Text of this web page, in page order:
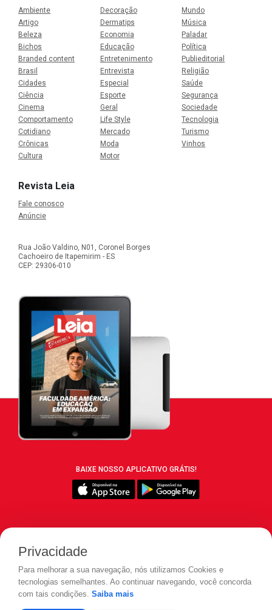
Ambiente
Artigo
Beleza
Bichos
Branded content
Brasil
Cidades
Ciência
Cinema
Comportamento
Cotidiano
Crônicas
Cultura
Decoração
Dermatips
Economia
Educação
Entretenimento
Entrevista
Especial
Esporte
Geral
Life Style
Mercado
Moda
Motor
Mundo
Música
Paladar
Política
Publieditorial
Religião
Saúde
Segurança
Sociedade
Tecnologia
Turismo
Vinhos
Revista Leia
Fale conosco
Anúncie
Rua João Valdino, N01, Coronel Borges
Cachoeiro de Itapemirim - ES
CEP: 29306-010
BAIXE NOSSO APLICATIVO GRÁTIS!
Privacidade
Para melhorar a sua navegação, nós utilizamos Cookies e
tecnologias semelhantes. Ao continuar navegando, você concorda
com tais condições. Saiba mais